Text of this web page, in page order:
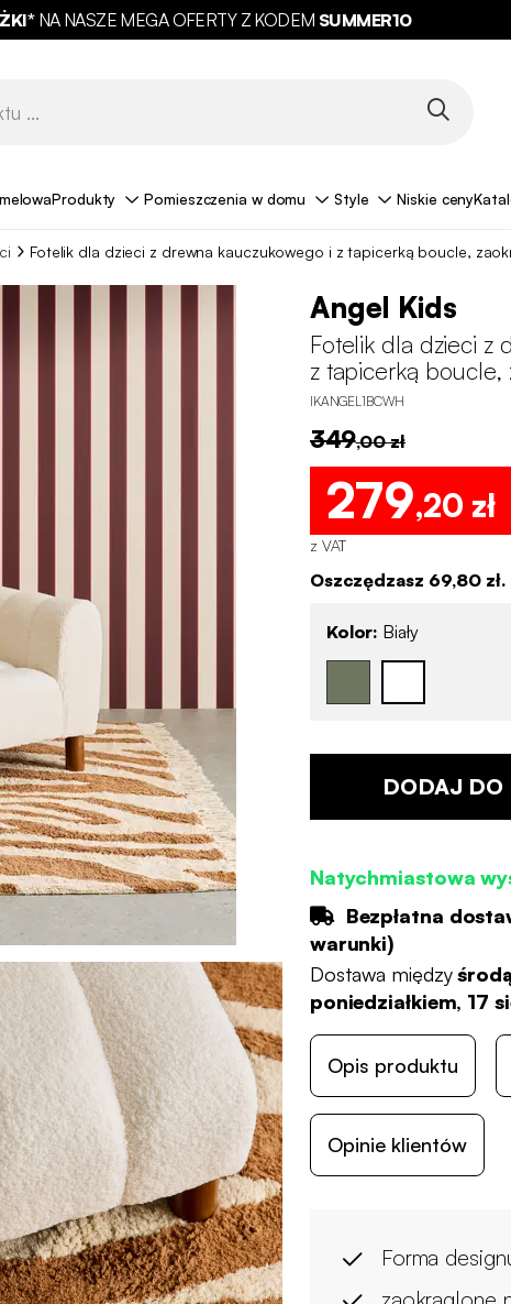
NA NASZE MEGA OFERTY Z KODEM SUMMER10
Produkty Pomieszczenia w domu Style Niskie ceny
Fotelik dla dzieci z drewna kauczukowego i z tapicerką boucle,
Angel Kids
Fotelik dla dzieci z
z tapicerką boucle,
IKANGEL1BCWH
349,00 zł
279,20 zł
z VAT
Oszczędzasz 69,80 zł.
Kolor: Biały
DODAJ DO
Natychmiastowa
Bezpłatna
warunki)
Dostawa między
poniedziałkiem, 17
Opis produktu
Opinie klientów
Forma